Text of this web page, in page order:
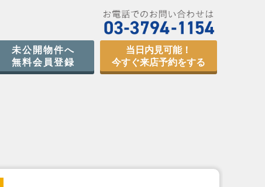
未公開物件へ
無料会員登録
当日内見可能！
今すぐ来店予約をする